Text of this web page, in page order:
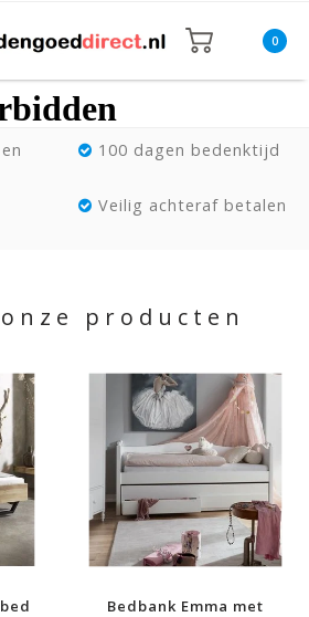
0
100 dagen bedenktijd
Veilig achteraf betalen
producten
Bedbank Emma met